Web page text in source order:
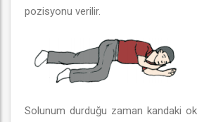
pozisyonu verilir.
Solunum durduğu zaman kandaki